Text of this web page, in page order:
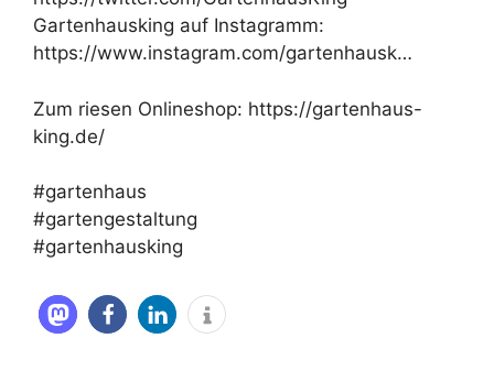
Gartenhausking auf Instagramm:
https://www.instagram.com/gartenhausk…
Zum riesen Onlineshop: https://gartenhaus-
king.de/
#gartenhaus
#gartengestaltung
#gartenhausking